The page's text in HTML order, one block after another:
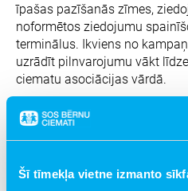
Šī tīmekļa vietne izmanto
īpašas pazīšanās zīmes,
noformētos ziedojumu
terminālus. Ikviens no
uzrādīt pilnvarojumu vākt
ciematu asociācijas vārdā.
“Vasaras nometnes bērniem
tikai atpūtu, tās ir jaunas
ikvienam, kurš atver savas
ģimenēs augošos bērnus.